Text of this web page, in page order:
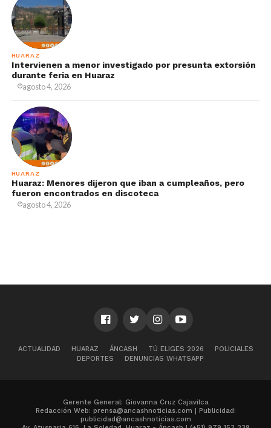
HUARAZ
Intervienen a menor investigado por presunta extorsión
durante feria en Huaraz
agosto 4, 2026
HUARAZ
Huaraz: Menores dijeron que iban a cumpleaños, pero
fueron encontrados en discoteca
agosto 4, 2026
ACTUALIDAD HUARAZ ÁNCASH TÚ ELIGES 2026
POLICIALES
DEPORTES
DENUNCIAS WHATSAPP
Gerente General: Giovanna Cruz Cajavilca
Redacción Web: prensa@ancashnoticias.com | Publicidad:
publicidad@ancashnoticias.com